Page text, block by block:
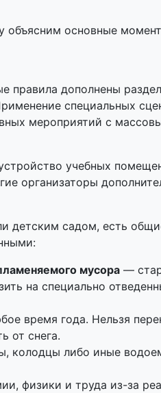
объясним основные
правила дополнены
специальных
мероприятий с
учебных
организаторы
детским садом, есть
мусора —
на специально
время года. Нельзя
от снега.
колодцы либо иные
физики и труда из-за